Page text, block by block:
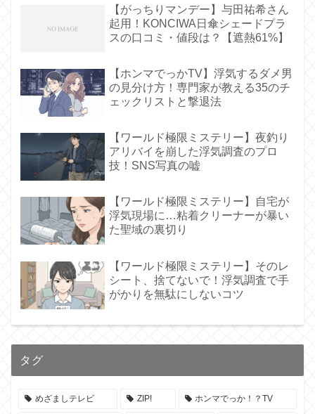
【がっちりマンデー】与田祐希さん
起用！KONCIWA日傘シェードプラ
スの口コミ・値段は？【遮熱61%】
【ホンマでっかTV】浮気するダメ男
の見分け方！専門家が教える35のチ
ェックリストと撃退法
【ワールド極限ミステリー】夜釣り
アリバイを崩した浮気調査のプロ
技！SNS写真の嘘
【ワールド極限ミステリー】自宅が
浮気現場に…粘着クリーナーが暴い
た聖域の裏切り
【ワールド極限ミステリー】そのレ
シート、捨てないで！浮気調査で手
がかりを無駄にしないコツ
タグ
めざましテレビ ZIP! ホンマでっか！？TV